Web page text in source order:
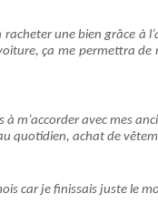
racheter une bien grâce
ça me permettra
à m’accorder avec mes
quotidien, achat de
car je finissais juste le